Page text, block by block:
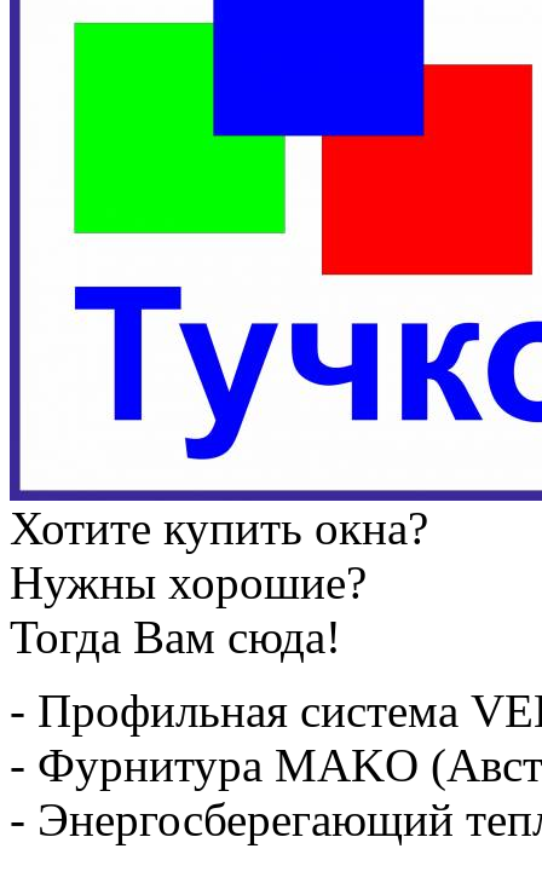
Хотите купить окна?
Нужны хорошие?
Тогда Вам сюда!
- Профильная система
- Фурнитура MAKO
- Энергосберегающий